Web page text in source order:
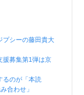
プシーの藤田貴大
援募集第1弾は京
るのが「本読
合わせ」